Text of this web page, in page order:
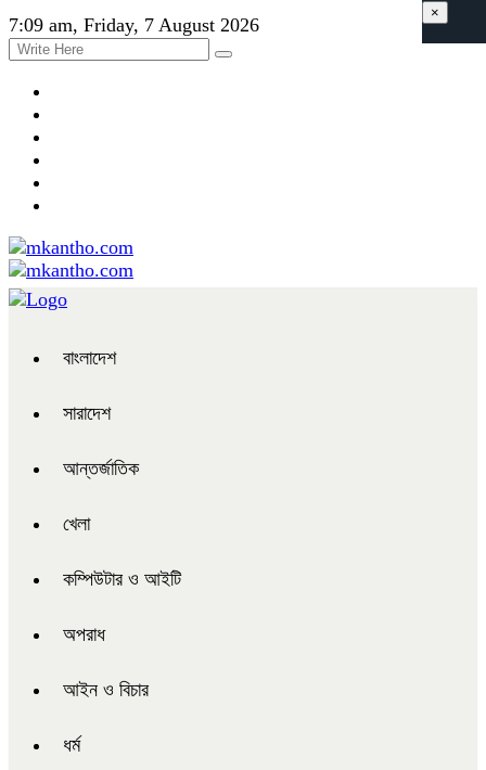
7:09 am, Friday, 7 August 2026
বাংলাদেশ
সারাদেশ
আন্তর্জাতিক
খেলা
কম্পিউটার ও আইটি
অপরাধ
আইন ও বিচার
ধর্ম
×